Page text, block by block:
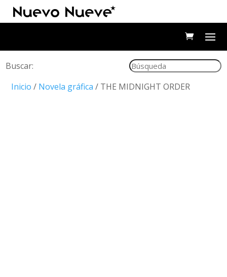
Buscar:
Inicio / Novela gráfica / THE MIDNIGHT ORDER